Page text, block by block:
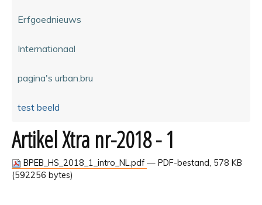
Erfgoednieuws
Internationaal
pagina's urban.bru
test beeld
Artikel Xtra nr-2018 - 1
BPEB_HS_2018_1_intro_NL.pdf — PDF-bestand, 578 KB
(592256 bytes)